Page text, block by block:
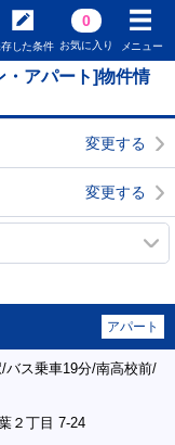
した条件
0
お気に入り メニュー
・アパート]物件情
変更する
変更する
アパート
バス乗車19分/南高校前/
２丁目 7-24